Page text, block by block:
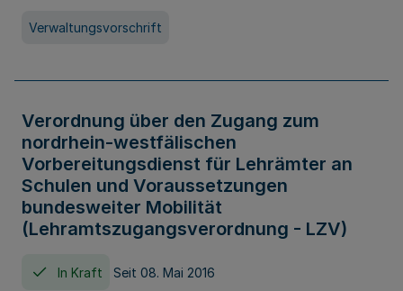
Verwaltungsvorschrift
Verordnung über den Zugang zum
nordrhein-westfälischen
Vorbereitungsdienst für Lehrämter an
Schulen und Voraussetzungen
bundesweiter Mobilität
(Lehramtszugangsverordnung - LZV)
In Kraft Seit 08. Mai 2016